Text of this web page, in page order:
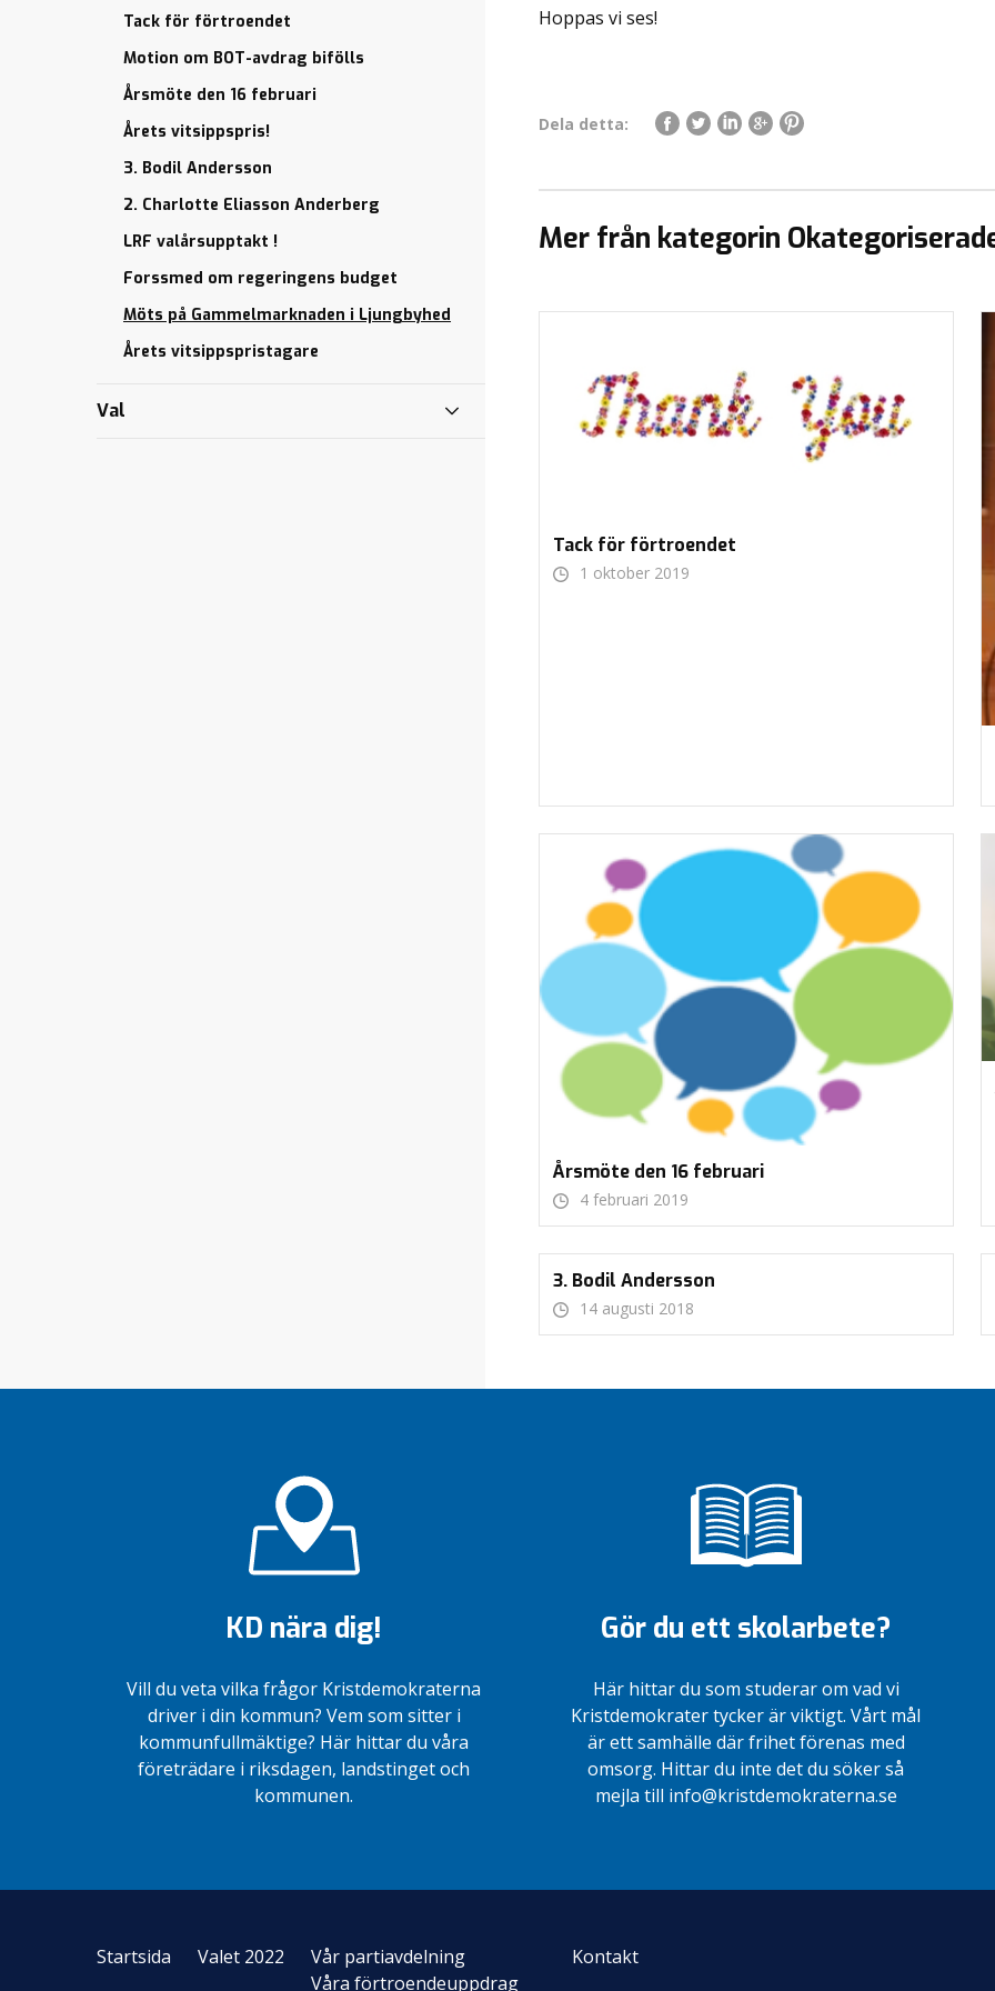
Hoppas vi ses!
Dela detta:
Mer från kategorin
Tack för förtroendet
1 oktober 2019
Årsmöte den 16 februari
4 februari 2019
3. Bodil Andersson
14 augusti 2018
Tack för förtroendet
Motion om BOT-avdrag bifölls
Årsmöte den 16 februari
Årets vitsippspris!
3. Bodil Andersson
2. Charlotte Eliasson Anderberg
LRF valårsupptakt !
Forssmed om regeringens budget
Möts på Gammelmarknaden i Ljungbyhed
Årets vitsippspristagare
Val
KD nära dig!
Vill du veta vilka frågor Kristdemokraterna
driver i din kommun? Vem som sitter i
kommunfullmäktige? Här hittar du våra
företrädare i riksdagen, landstinget och
kommunen.
Gör du ett skolarbete?
Här hittar du som studerar om vad vi
Kristdemokrater tycker är viktigt. Vårt mål
är ett samhälle där frihet förenas med
omsorg. Hittar du inte det du söker så
mejla till info@kristdemokraterna.se
Startsida Valet 2022
Vår partiavdelning
Våra förtroendeuppdrag
Kontakt